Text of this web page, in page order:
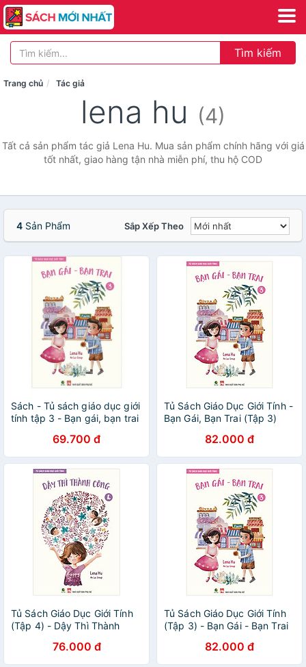
Tìm kiếm
Trang chủ Tác giả
lena hu (4)
Tất cả sản phẩm tác giả Lena Hu. Mua sản phẩm chính hãng với giá
tốt nhất, giao hàng tận nhà miễn phí, thu hộ COD
4 Sản Phẩm Sắp Xếp Theo
Sách - Tủ sách giáo dục giới
tính tập 3 - Bạn gái, bạn trai
69.700 đ
Tủ Sách Giáo Dục Giới Tính -
Bạn Gái, Bạn Trai (Tập 3)
82.000 đ
Tủ Sách Giáo Dục Giới Tính
(Tập 4) - Dậy Thì Thành
76.000 đ
Tủ Sách Giáo Dục Giới Tính
(Tập 3) - Bạn Gái - Bạn Trai
82.000 đ